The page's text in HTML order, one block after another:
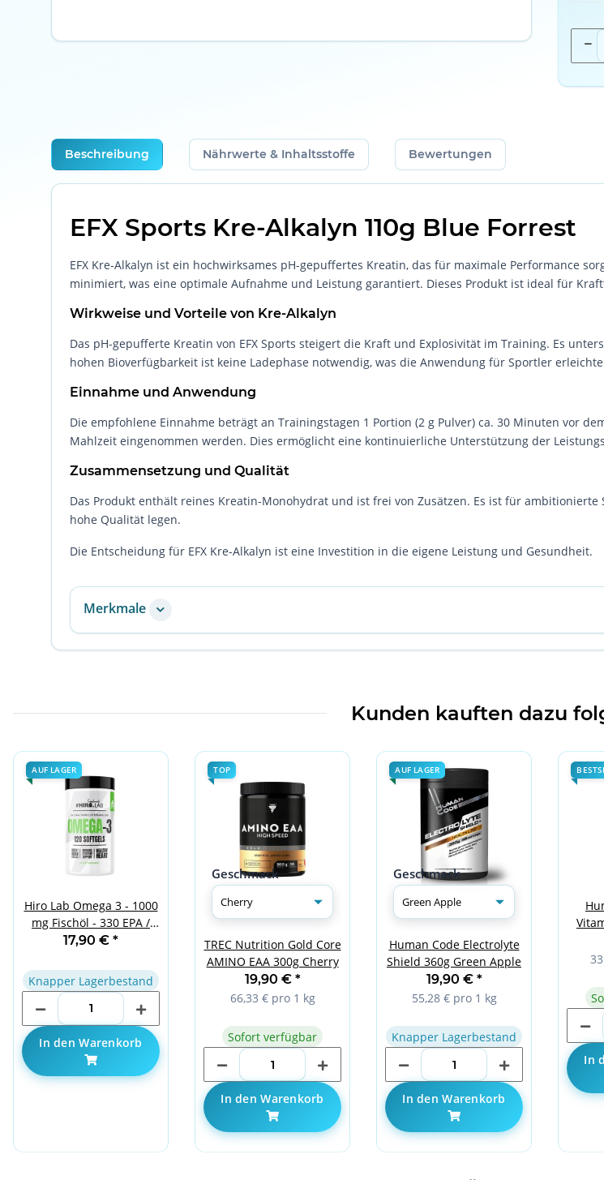
weitere Registerkarten anzeigen
Beschreibung Nährwerte & Inhaltsstoffe Bewertungen
EFX Sports Kre-Alkalyn 110g Blue Forrest
EFX Kre‑Alkalyn ist ein hochwirksames pH-gepuffertes Kreatin, das für maximale Performance
minimiert, was eine optimale Aufnahme und Leistung garantiert. Dieses Produkt ist ideal für
Wirkweise und Vorteile von Kre-Alkalyn
Das pH-gepufferte Kreatin von EFX Sports steigert die Kraft und Explosivität im Training. Es
hohen Bioverfügbarkeit ist keine Ladephase notwendig, was die Anwendung für Sportler
Einnahme und Anwendung
Die empfohlene Einnahme beträgt an Trainingstagen 1 Portion (2 g Pulver) ca. 30 Minuten vor
Mahlzeit eingenommen werden. Dies ermöglicht eine kontinuierliche Unterstützung der
Zusammensetzung und Qualität
Das Produkt enthält reines Kreatin-Monohydrat und ist frei von Zusätzen. Es ist für
hohe Qualität legen.
Die Entscheidung für EFX Kre-Alkalyn ist eine Investition in die eigene Leistung und Gesundheit.
Merkmale
Kunden kauften dazu
AUF LAGER
Hiro Lab Omega 3 - 1000
mg Fischöl - 330 EPA /
220 DHA - 120 Softgels
17,90 € *
Knapper Lagerbestand
In den Warenkorb
TOP
Geschmack
TREC Nutrition Gold Core
AMINO EAA 300g Cherry
19,90 € *
66,33 € pro 1 kg
Sofort verfügbar
In den Warenkorb
AUF LAGER
Geschmack
Human Code Electrolyte
Shield 360g Green Apple
19,90 € *
55,28 € pro 1 kg
Knapper Lagerbestand
In den Warenkorb
In